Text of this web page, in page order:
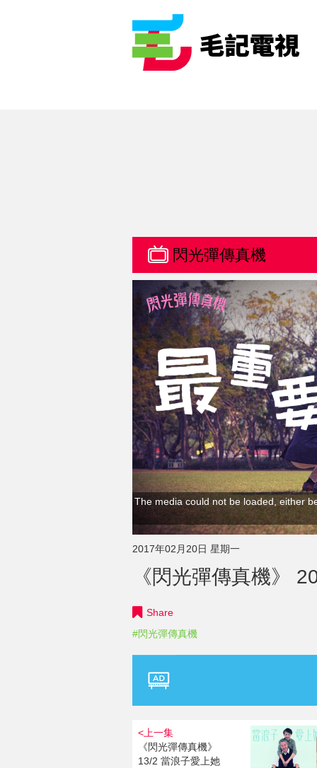
閃光彈傳真機
The media could not be loaded, either
2017年02月20日 星期一
《閃光彈傳真機》
Share
#閃光彈傳真機
<上一集
《閃光彈傳真機》
13/2 當浪子愛上她